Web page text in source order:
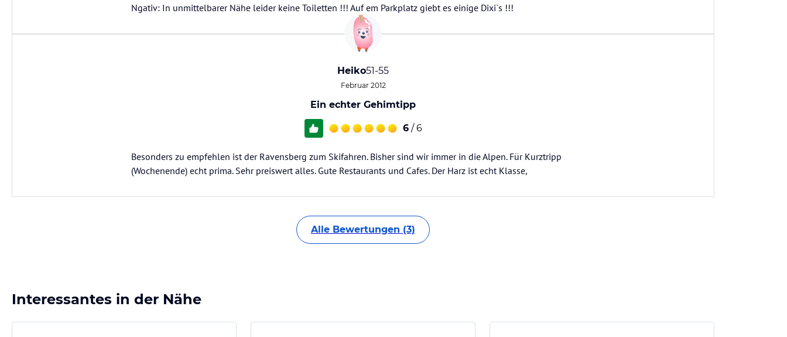
Ngativ: In unmittelbarer Nähe leider keine Toiletten !!! Auf em Parkplatz giebt es einige Dixi`s !!!
Heiko51-55
Februar 2012
Ein echter Gehimtipp
6 / 6
Besonders zu empfehlen ist der Ravensberg zum Skifahren. Bisher sind wir immer in die Alpen. Für Kurztripp
(Wochenende) echt prima. Sehr preiswert alles. Gute Restaurants und Cafes. Der Harz ist echt Klasse,
Alle Bewertungen (3)
Interessantes in der Nähe